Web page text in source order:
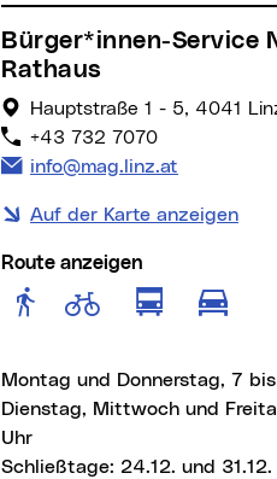
Bürger*innen-Service Neues
Rathaus
Hauptstraße 1 - 5, 4041
+43 732 7070
E-Mail Adresse:
info@mag.linz.at
Auf der Karte anzeigen
Route anzeigen
Route anzeigen für
RouteRoute
Montag und Donnerstag, 7 bis
Dienstag, Mittwoch und
Uhr
Schließtage: 24.12. und 31.12.